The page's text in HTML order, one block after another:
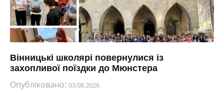
Вінницькі школярі повернулися із
захопливої поїздки до Мюнстера
Опубліковано: 03.08.2026